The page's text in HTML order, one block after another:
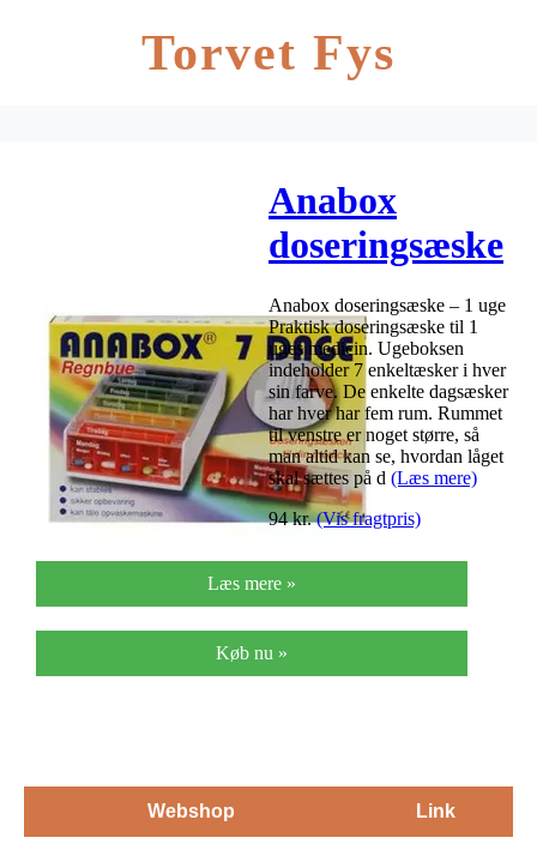
Torvet Fys
Anabox
doseringsæske
– 1 uge
Anabox doseringsæske – 1 uge
Praktisk doseringsæske til 1
uges medicin. Ugeboksen
indeholder 7 enkeltæsker i hver
sin farve. De enkelte dagsæsker
har hver har fem rum. Rummet
til venstre er noget større, så
man altid kan se, hvordan låget
skal sættes på d (Læs mere)
94 kr. (Vis fragtpris)
Læs mere »
Køb nu »
Webshop Link